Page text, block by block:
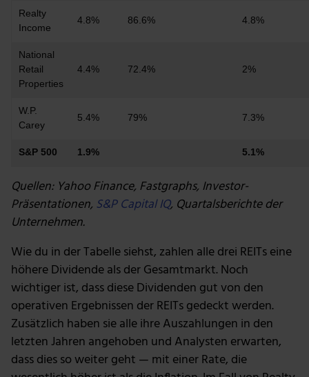
Realty
Income
4.8% 86.6% 4.8%
National
Retail
Properties
4.4% 72.4% 2%
W.P.
Carey
5.4% 79% 7.3%
S&P 500 1.9% 5.1%
Quellen: Yahoo Finance, Fastgraphs, Investor-
Präsentationen, S&P Capital IQ, Quartalsberichte der
Unternehmen.
Wie du in der Tabelle siehst, zahlen alle drei REITs eine
höhere Dividende als der Gesamtmarkt. Noch
wichtiger ist, dass diese Dividenden gut von den
operativen Ergebnissen der REITs gedeckt werden.
Zusätzlich haben sie alle ihre Auszahlungen in den
letzten Jahren angehoben und Analysten erwarten,
dass dies so weiter geht — mit einer Rate, die